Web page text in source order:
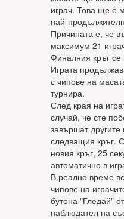
играч. Това ще е
най-
Причината е, че
максимум 21
Финалния кръг
Играта
с чипове на
турнира.
След края на
случай, че сте
завършат
следващия кръг.
новия кръг, 25
автоматично в
В реално време
чипове на
бутона "Гледай"
наблюдател на